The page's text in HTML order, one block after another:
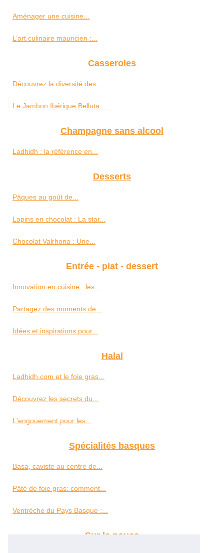
Aménager une cuisine...
L’art culinaire mauricien :...
Casseroles
Découvrez la diversité des...
Le Jambon Ibérique Bellota :...
Champagne sans alcool
Ladhidh : la référence en...
Desserts
Pâques au goût de...
Lapins en chocolat : La star...
Chocolat Valrhona : Une...
Entrée - plat - dessert
Innovation en cuisine : les...
Partagez des moments de...
Idées et inspirations pour...
Halal
Ladhidh.com et le foie gras...
Découvrez les secrets du...
L'engouement pour les...
Spécialités basques
Basa, caviste au centre de...
Pâté de foie gras: comment...
Ventrèche du Pays Basque :...
Sur le pouce